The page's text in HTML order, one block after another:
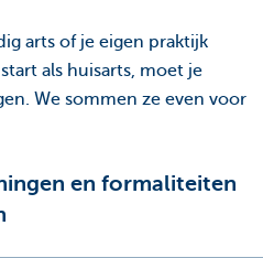
arts of je eigen praktijk
als huisarts, moet je
We sommen ze even voor
en formaliteiten